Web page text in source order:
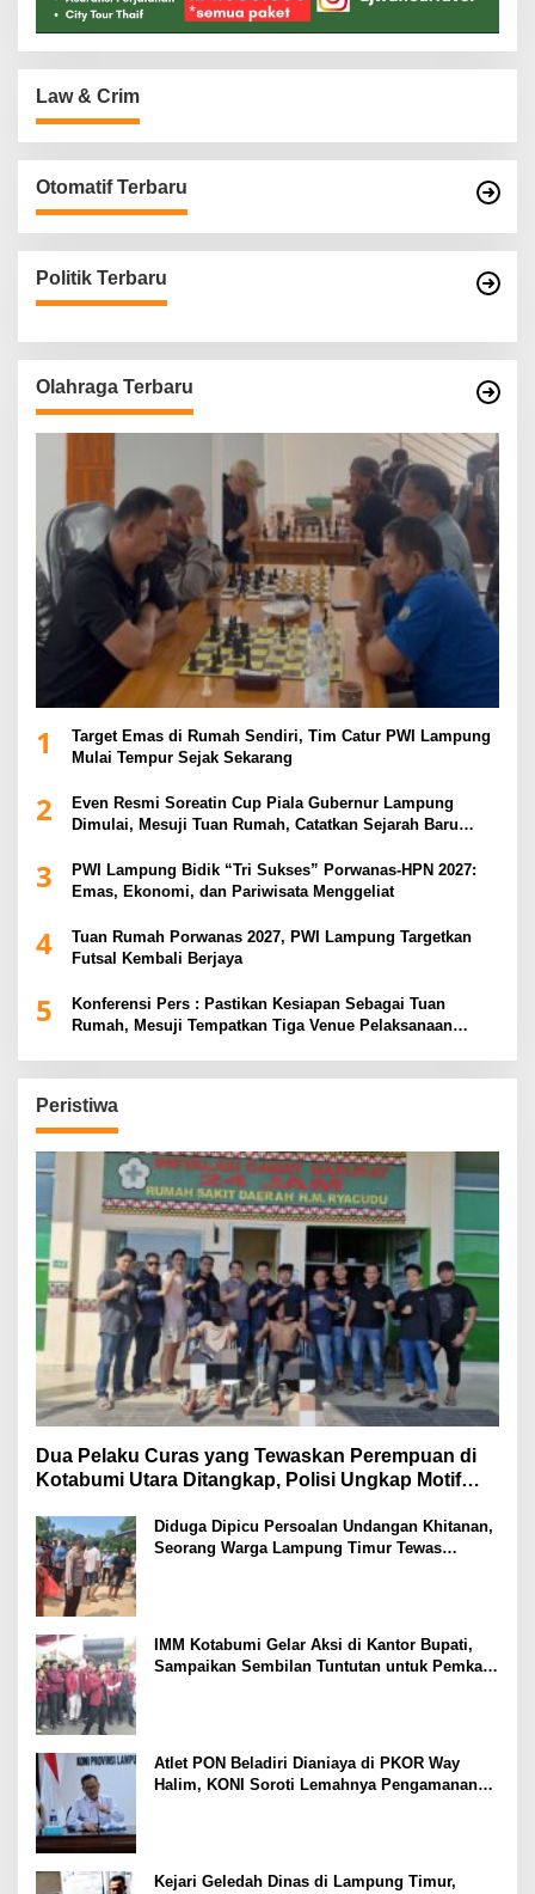
Law & Crim
Otomatif Terbaru
Politik Terbaru
Olahraga Terbaru
1
Target Emas di Rumah Sendiri, Tim Catur PWI Lampung
Mulai Tempur Sejak Sekarang
2
Even Resmi Soreatin Cup Piala Gubernur Lampung
Dimulai, Mesuji Tuan Rumah, Catatkan Sejarah Baru
3
PWI Lampung Bidik “Tri Sukses” Porwanas-HPN 2027:
Emas, Ekonomi, dan Pariwisata Menggeliat
4
Tuan Rumah Porwanas 2027, PWI Lampung Targetkan
Futsal Kembali Berjaya
5
Konferensi Pers : Pastikan Kesiapan Sebagai Tuan
Rumah, Mesuji Tempatkan Tiga Venue Pelaksanaan
Peristiwa
Dua Pelaku Curas yang Tewaskan Perempuan di
Kotabumi Utara Ditangkap, Polisi Ungkap Motif
Diduga Dipicu Persoalan Undangan Khitanan,
Seorang Warga Lampung Timur Tewas
IMM Kotabumi Gelar Aksi di Kantor Bupati,
Sampaikan Sembilan Tuntutan untuk Pemkab
Atlet PON Beladiri Dianiaya di PKOR Way
Halim, KONI Soroti Lemahnya Pengamanan
Kejari Geledah Dinas di Lampung Timur,